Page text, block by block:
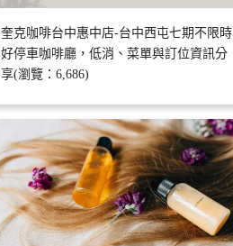
奎克咖啡台中惠中店-台中西屯七期不限時
好停車咖啡廳，低消、菜單與訂位資訊分
享(瀏覽：6,686)